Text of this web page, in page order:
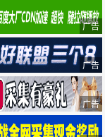
广告
广告
广告